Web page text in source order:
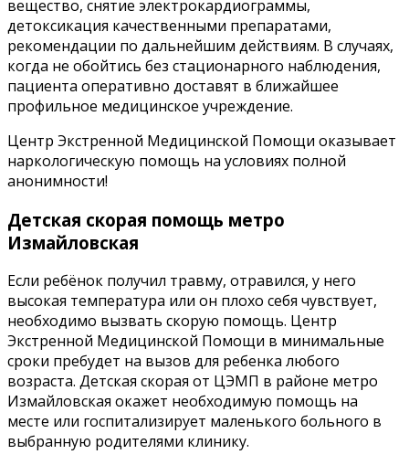
вещество, снятие электрокардиограммы,
детоксикация качественными препаратами,
рекомендации по дальнейшим действиям. В случаях,
когда не обойтись без стационарного наблюдения,
пациента оперативно доставят в ближайшее
профильное медицинское учреждение.
Центр Экстренной Медицинской Помощи оказывает
наркологическую помощь на условиях полной
анонимности!
Детская скорая помощь метро
Измайловская
Если ребёнок получил травму, отравился, у него
высокая температура или он плохо себя чувствует,
необходимо вызвать скорую помощь. Центр
Экстренной Медицинской Помощи в минимальные
сроки пребудет на вызов для ребенка любого
возраста. Детская скорая от ЦЭМП в районе метро
Измайловская окажет необходимую помощь на
месте или госпитализирует маленького больного в
выбранную родителями клинику.